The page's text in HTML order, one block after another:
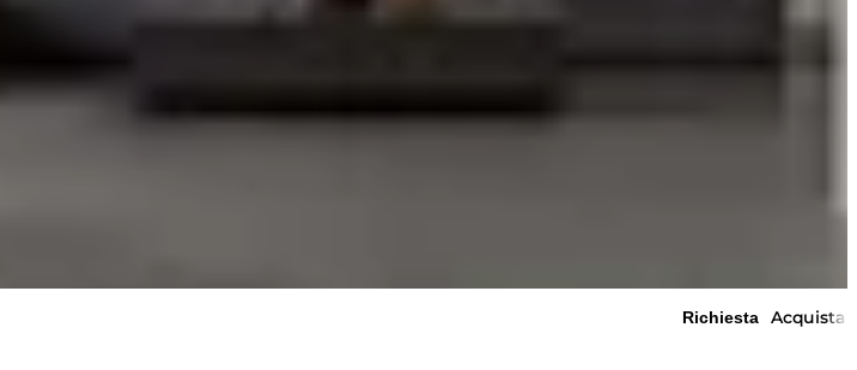
Richiesta Acquista